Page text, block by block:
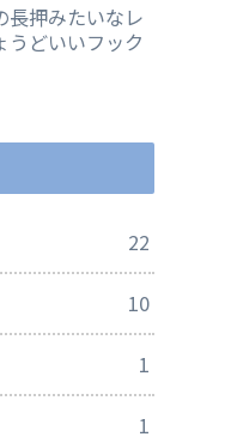
長押みたいなレ
うどいいフック
22
10
1
1